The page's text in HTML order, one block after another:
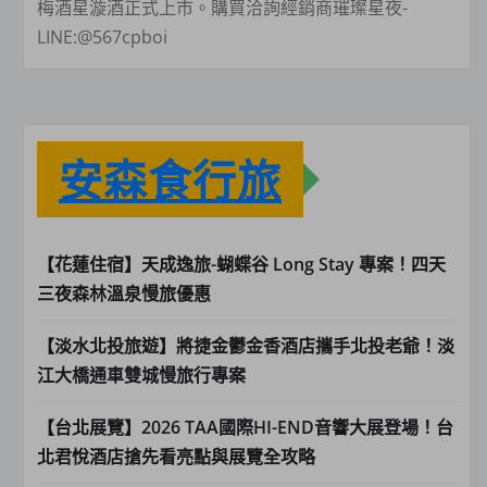
梅酒星漩酒正式上市。購買洽詢經銷商璀璨星夜-
LINE:@567cpboi
安森食行旅
【花蓮住宿】天成逸旅-蝴蝶谷 Long Stay 專案！四天
三夜森林溫泉慢旅優惠
【淡水北投旅遊】將捷金鬱金香酒店攜手北投老爺！淡
江大橋通車雙城慢旅行專案
【台北展覽】2026 TAA國際HI-END音響大展登場！台
北君悅酒店搶先看亮點與展覽全攻略